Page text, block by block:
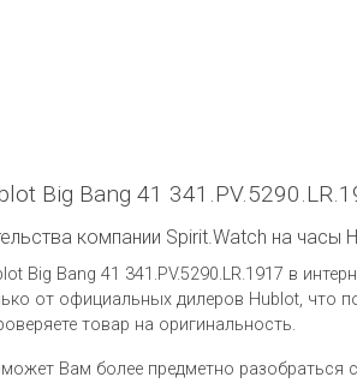
Big Bang 41
компании Spirit.Watch на часы
Big Bang 41 341.PV.5290.LR.1917 в
от официальных дилеров Hublot, что
товар на оригинальность.
Вам более предметно разобраться